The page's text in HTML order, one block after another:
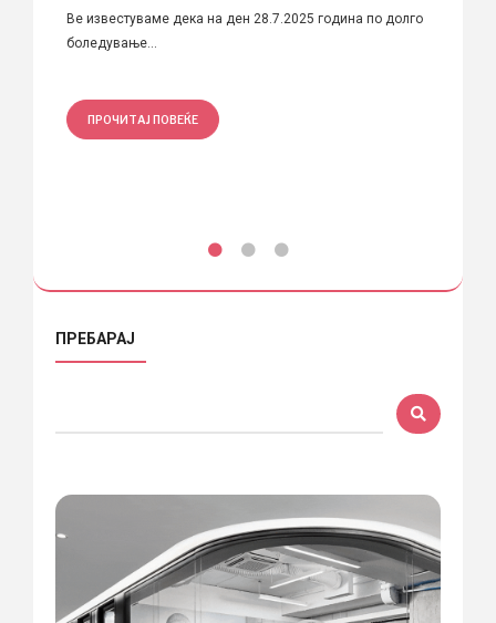
Ве известуваме дека на ден 28.7.2025 година по долго
боледување...
ПРОЧИТАЈ ПОВЕЌЕ
ПРЕБАРАЈ